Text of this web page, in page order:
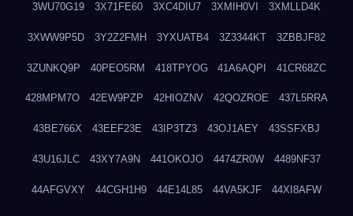
3WU70G19 3X71FE60 3XC4DIU7 3XMIH0VI 3XMLLD4K
3XWW9P5D 3Y2Z2FMH 3YXUATB4 3Z3344KT 3ZBBJF82
3ZUNKQ9P 40PEO5RM 418TPYOG 41A6AQPI 41CR68ZC
428MPM7O 42EW9PZP 42HIOZNV 42QOZROE 437L5RRA
43BE766X 43EEF23E 43IP3TZ3 43OJ1AEY 43SSFXBJ
43U16JLC 43XY7A9N 441OKOJO 4474ZR0W 4489NF37
44AFGVXY 44CGH1H9 44E14L85 44VA5KJF 44XI8AFW